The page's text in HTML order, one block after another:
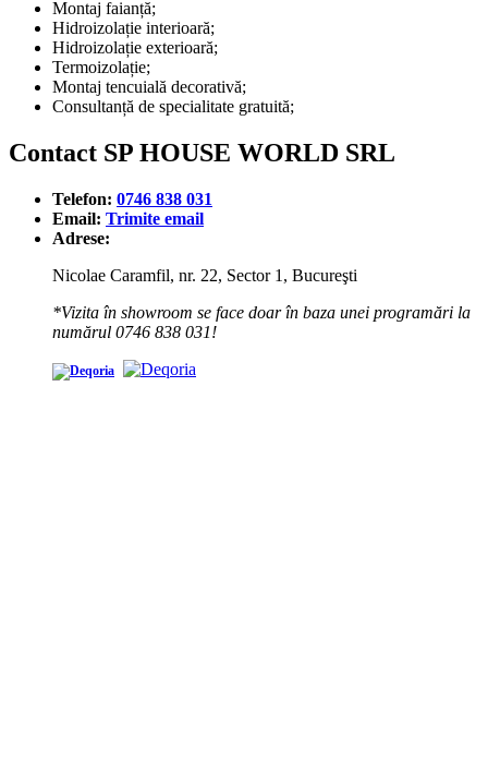
Montaj faianță;
Hidroizolație interioară;
Hidroizolație exterioară;
Termoizolație;
Montaj tencuială decorativă;
Consultanță de specialitate gratuită;
Contact SP HOUSE WORLD SRL
Telefon: 0746 838 031
Email: Trimite email
Adrese:
Nicolae Caramfil, nr. 22, Sector 1, Bucureşti
*Vizita în showroom se face doar în baza unei programări la
numărul 0746 838 031!